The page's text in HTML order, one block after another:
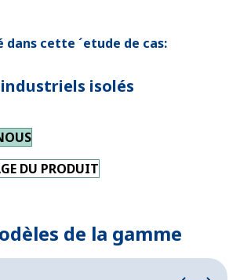
cette ´etude de cas:
isolés
DU PRODUIT
de la gamme